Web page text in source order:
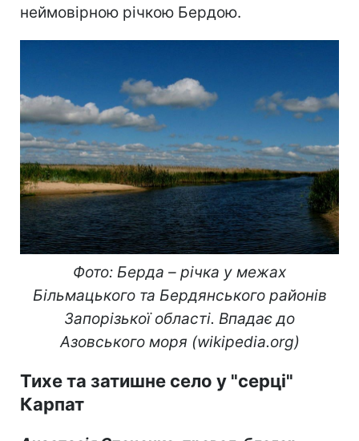
неймовірною річкою Бердою.
Фото: Берда – річка у межах
Більмацького та Бердянського районів
Запорізької області. Впадає до
Азовського моря (wikipedia.org)
Тихе та затишне село у "серці"
Карпат